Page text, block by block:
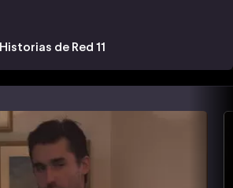
Historias de Red 11